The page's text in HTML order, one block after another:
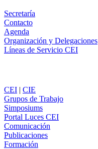
Secretaría
Contacto
Agenda
Organización y Delegaciones
Líneas de Servicio CEI
CEI | CIE
Grupos de Trabajo
Simposiums
Portal Luces CEI
Comunicación
Publicaciones
Formación